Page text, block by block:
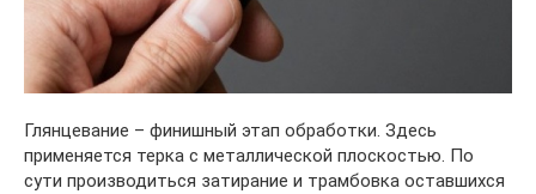
Глянцевание – финишный этап обработки. Здесь
применяется терка с металлической плоскостью. По
сути производиться затирание и трамбовка оставшихся